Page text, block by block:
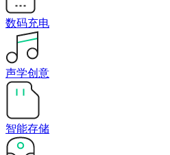
数码充电
声学创意
智能存储